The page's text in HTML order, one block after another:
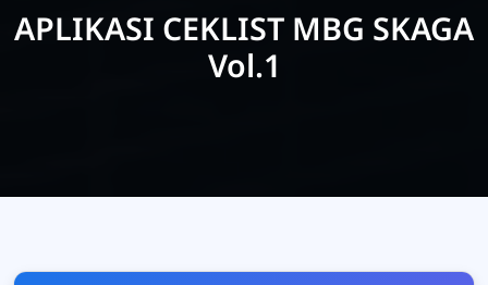
APLIKASI CEKLIST MBG SKAGA
Vol.1